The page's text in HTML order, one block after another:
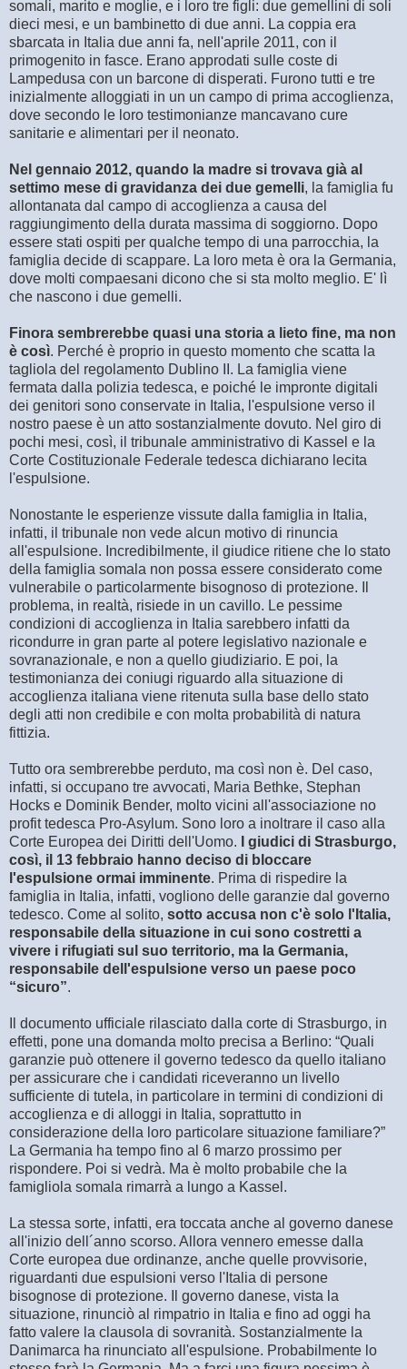
somali, marito e moglie, e i loro tre figli: due gemellini di soli
dieci mesi, e un bambinetto di due anni. La coppia era
sbarcata in Italia due anni fa, nell'aprile 2011, con il
primogenito in fasce. Erano approdati sulle coste di
Lampedusa con un barcone di disperati. Furono tutti e tre
inizialmente alloggiati in un un campo di prima accoglienza,
dove secondo le loro testimonianze mancavano cure
sanitarie e alimentari per il neonato.
Nel gennaio 2012, quando la madre si trovava già al
settimo mese di gravidanza dei due gemelli, la famiglia fu
allontanata dal campo di accoglienza a causa del
raggiungimento della durata massima di soggiorno. Dopo
essere stati ospiti per qualche tempo di una parrocchia, la
famiglia decide di scappare. La loro meta è ora la Germania,
dove molti compaesani dicono che si sta molto meglio. E' lì
che nascono i due gemelli.
Finora sembrerebbe quasi una storia a lieto fine, ma non
è così. Perché è proprio in questo momento che scatta la
tagliola del regolamento Dublino II. La famiglia viene
fermata dalla polizia tedesca, e poiché le impronte digitali
dei genitori sono conservate in Italia, l'espulsione verso il
nostro paese è un atto sostanzialmente dovuto. Nel giro di
pochi mesi, così, il tribunale amministrativo di Kassel e la
Corte Costituzionale Federale tedesca dichiarano lecita
l'espulsione.
Nonostante le esperienze vissute dalla famiglia in Italia,
infatti, il tribunale non vede alcun motivo di rinuncia
all'espulsione. Incredibilmente, il giudice ritiene che lo stato
della famiglia somala non possa essere considerato come
vulnerabile o particolarmente bisognoso di protezione. Il
problema, in realtà, risiede in un cavillo. Le pessime
condizioni di accoglienza in Italia sarebbero infatti da
ricondurre in gran parte al potere legislativo nazionale e
sovranazionale, e non a quello giudiziario. E poi, la
testimonianza dei coniugi riguardo alla situazione di
accoglienza italiana viene ritenuta sulla base dello stato
degli atti non credibile e con molta probabilità di natura
fittizia.
Tutto ora sembrerebbe perduto, ma così non è. Del caso,
infatti, si occupano tre avvocati, Maria Bethke, Stephan
Hocks e Dominik Bender, molto vicini all'associazione no
profit tedesca Pro-Asylum. Sono loro a inoltrare il caso alla
Corte Europea dei Diritti dell'Uomo. I giudici di Strasburgo,
così, il 13 febbraio hanno deciso di bloccare
l'espulsione ormai imminente. Prima di rispedire la
famiglia in Italia, infatti, vogliono delle garanzie dal governo
tedesco. Come al solito, sotto accusa non c'è solo l'Italia,
responsabile della situazione in cui sono costretti a
vivere i rifugiati sul suo territorio, ma la Germania,
responsabile dell'espulsione verso un paese poco
“sicuro”.
Il documento ufficiale rilasciato dalla corte di Strasburgo, in
effetti, pone una domanda molto precisa a Berlino: “Quali
garanzie può ottenere il governo tedesco da quello italiano
per assicurare che i candidati riceveranno un livello
sufficiente di tutela, in particolare in termini di condizioni di
accoglienza e di alloggi in Italia, soprattutto in
considerazione della loro particolare situazione familiare?”
La Germania ha tempo fino al 6 marzo prossimo per
rispondere. Poi si vedrà. Ma è molto probabile che la
famigliola somala rimarrà a lungo a Kassel.
La stessa sorte, infatti, era toccata anche al governo danese
all'inizio dell´anno scorso. Allora vennero emesse dalla
Corte europea due ordinanze, anche quelle provvisorie,
riguardanti due espulsioni verso l'Italia di persone
bisognose di protezione. Il governo danese, vista la
situazione, rinunciò al rimpatrio in Italia e fino ad oggi ha
fatto valere la clausola di sovranità. Sostanzialmente la
Danimarca ha rinunciato all'espulsione. Probabilmente lo